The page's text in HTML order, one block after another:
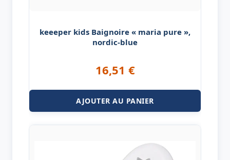
keeeper kids Baignoire « maria pure »,
nordic-blue
16,51 €
AJOUTER AU PANIER